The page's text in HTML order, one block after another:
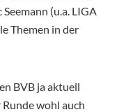
(u.a. LIGA
Themen in der
BVB ja aktuell
wohl auch